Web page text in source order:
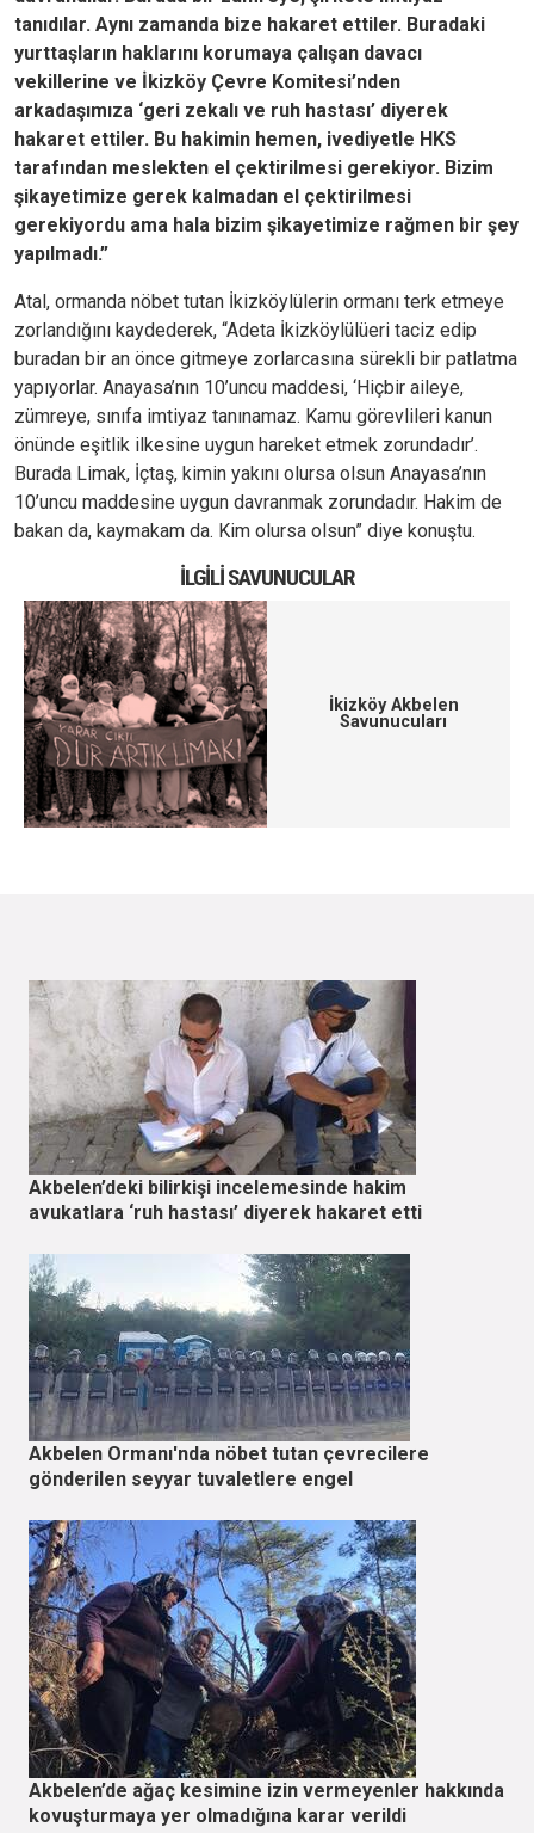
tanıdılar. Aynı zamanda bize hakaret ettiler. Buradaki
yurttaşların haklarını korumaya çalışan davacı
vekillerine ve İkizköy Çevre Komitesi’nden
arkadaşımıza ‘geri zekalı ve ruh hastası’ diyerek
hakaret ettiler. Bu hakimin hemen, ivediyetle HKS
tarafından meslekten el çektirilmesi gerekiyor. Bizim
şikayetimize gerek kalmadan el çektirilmesi
gerekiyordu ama hala bizim şikayetimize rağmen bir şey
yapılmadı.”
Atal, ormanda nöbet tutan İkizköylülerin ormanı terk etmeye
zorlandığını kaydederek, “Adeta İkizköylülüeri taciz edip
buradan bir an önce gitmeye zorlarcasına sürekli bir patlatma
yapıyorlar. Anayasa’nın 10’uncu maddesi, ‘Hiçbir aileye,
zümreye, sınıfa imtiyaz tanınamaz. Kamu görevlileri kanun
önünde eşitlik ilkesine uygun hareket etmek zorundadır’.
Burada Limak, İçtaş, kimin yakını olursa olsun Anayasa’nın
10’uncu maddesine uygun davranmak zorundadır. Hakim de
bakan da, kaymakam da. Kim olursa olsun” diye konuştu.
İLGILI SAVUNUCULAR
İkizköy Akbelen
Savunucuları
Akbelen’deki bilirkişi incelemesinde hakim
avukatlara ‘ruh hastası’ diyerek hakaret etti
Akbelen Ormanı'nda nöbet tutan çevrecilere
gönderilen seyyar tuvaletlere engel
Akbelen’de ağaç kesimine izin vermeyenler hakkında
kovuşturmaya yer olmadığına karar verildi